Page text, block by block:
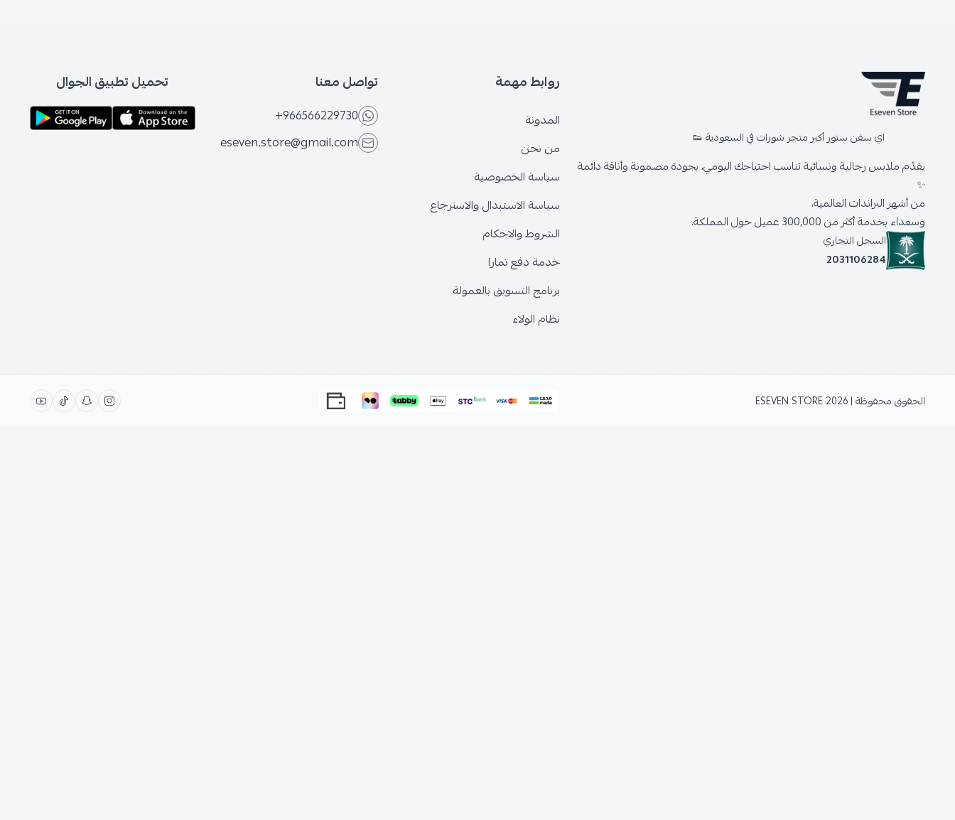
اي سفن ستور أكبر متجر شوزات في السعودية 👟
يقدّم ملابس رجالية ونسائية تناسب احتياجك اليومي، بجودة مضمونة وأناقة دائمة
✨
من أشهر البراندات العالمية،
وسعداء بخدمة أكثر من 300,000 عميل حول المملكة.
السجل التجاري
2031106284
روابط مهمة
المدونة
من نحن
سياسة الخصوصية
سياسة الاستبدال والاسترجاع
الشروط والاحكام
خدمة دفع تمارا
برنامج التسويق بالعمولة
نظام الولاء
تواصل معنا
+966566229730
eseven.store@gmail.com
تحميل تطبيق الجوال
الحقوق محفوظة | 2026 ESEVEN STORE